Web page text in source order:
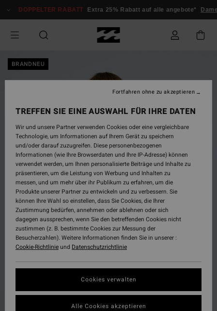
zur
springen
DOPPELTER RABATT Extra 25% Rabatt auf alle angebote*
BRANDNEU
TREFFEN SIE EINE AUSWAHL FÜR IHRE DATEN
Wir und unsere Partner verwenden Cookies oder eine vergleichbare
Technologie, um Informationen auf Ihrem Gerät zu speichern
und/oder darauf zuzugreifen. Diese personenbezogenen
Informationen (wie Ihre Browserdaten und Ihre IP-Adresse) können
verwendet werden, um Ihnen personalisierte Beiträge und Inhalte zu
präsentieren, um die Leistung von Werbung und Inhalten zu
messen, und um mehr über ihr Publikum zu erfahren, um die
Produkte unserer Partner zu entwickeln und zu verbessern. Sie
können Ihre Wahl so einstellen, dass Sie Cookies, die Ihrer
Zustimmung bedürfen, annehmen oder ablehnen oder sich
dagegen aussprechen, wenn Sie den betreffenden Cookies nicht
zustimmen (z. B. bestimmte Cookies zur Messung der
Besucherzahlen). Weitere Informationen finden Sie in unserer :
Cookie-Richtlinieund Datenschutzrichtlinie
Cookies verwalten
Fortfahren ohne zu akzeptieren
Alle Cookies akzeptieren